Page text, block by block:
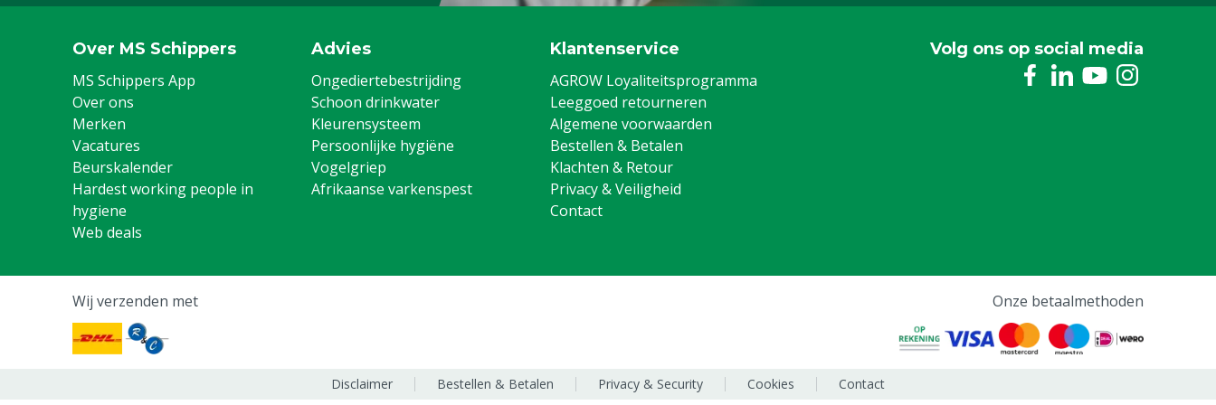
Over MS Schippers
MS Schippers App
Over ons
Merken
Vacatures
Beurskalender
Hardest working people in
hygiene
Web deals
Advies
Ongediertebestrijding
Schoon drinkwater
Kleurensysteem
Persoonlijke hygiëne
Vogelgriep
Afrikaanse varkenspest
Klantenservice
AGROW Loyaliteitsprogramma
Leeggoed retourneren
Algemene voorwaarden
Bestellen & Betalen
Klachten & Retour
Privacy & Veiligheid
Contact
Volg ons op social media
Wij verzenden met Onze betaalmethoden
Disclaimer Bestellen & Betalen Privacy & Security Cookies Contact